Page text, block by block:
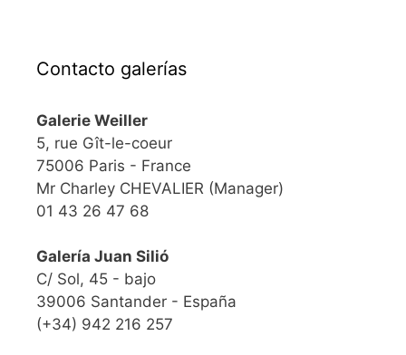
Contacto galerías
Galerie Weiller
5, rue Gît-le-coeur
75006 Paris - France
Mr Charley CHEVALIER (Manager)
01 43 26 47 68
Galería Juan Silió
C/ Sol, 45 - bajo
39006 Santander - España
(+34) 942 216 257